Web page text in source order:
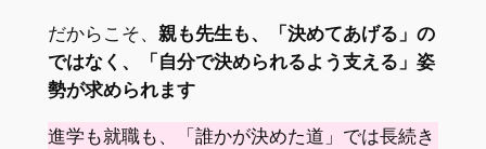
だからこそ、 親も先生も、「決めてあげる」の
ではなく、「自分で決められるよう支える」姿
勢が求められます
進学も就職も、「誰かが決めた道」では長続き